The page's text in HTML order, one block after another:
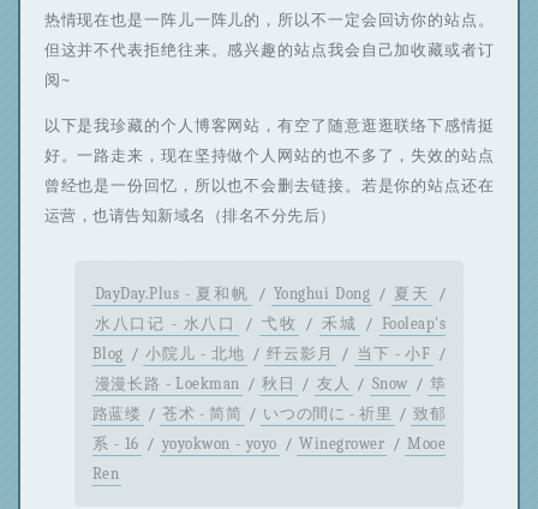
热情现在也是一阵儿一阵儿的，所以不一定会回访你的站点。
但这并不代表拒绝往来。感兴趣的站点我会自己加收藏或者订
阅~
以下是我珍藏的个人博客网站，有空了随意逛逛联络下感情挺
好。一路走来，现在坚持做个人网站的也不多了，失效的站点
曾经也是一份回忆，所以也不会删去链接。若是你的站点还在
运营，也请告知新域名（排名不分先后）
DayDay.Plus - 夏和帆 / Yonghui Dong / 夏天
/
水八口记 - 水八口
/ 弋牧 / 禾城 / Fooleap's
Blog / 小院儿 - 北地 / 纤云影月 / 当下 - 小F /
漫漫长路 - Loekman / 秋日 / 友人 / Snow / 筚
路蓝缕 / 苍术 - 简简 / いつの間に - 祈里 / 致郁
系 - 16 / yoyokwon - yoyo / Winegrower / Mooe
Ren